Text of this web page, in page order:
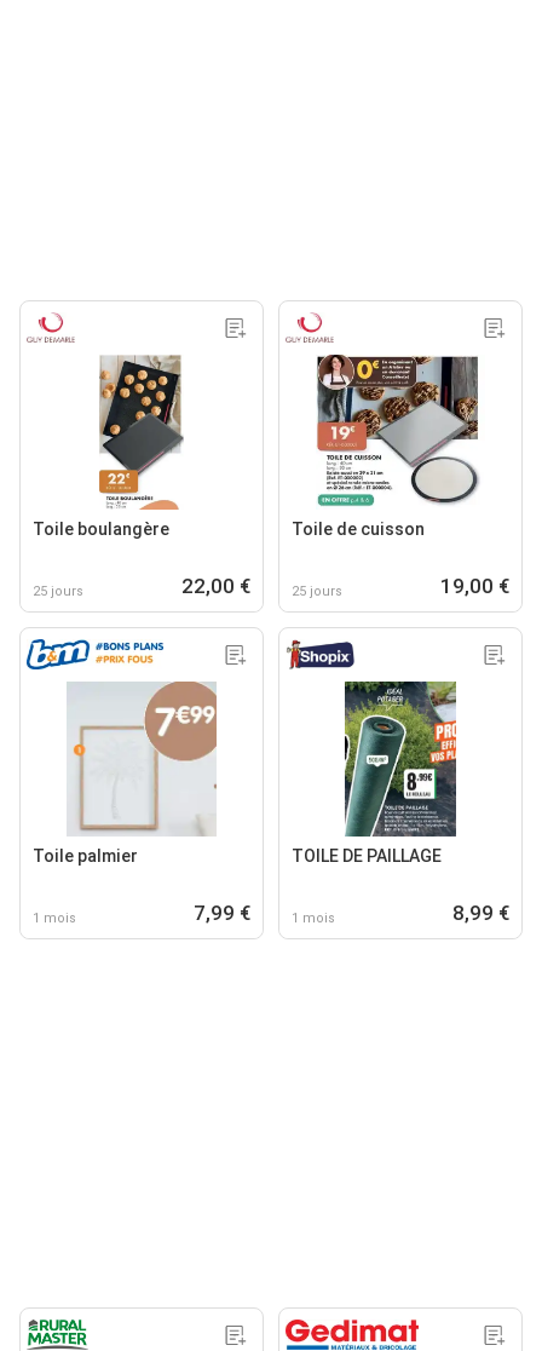
Toile boulangère
25 jours 22,00 €
Toile de cuisson
25 jours 19,00 €
Toile palmier
1 mois 7,99 €
TOILE DE PAILLAGE
1 mois 8,99 €